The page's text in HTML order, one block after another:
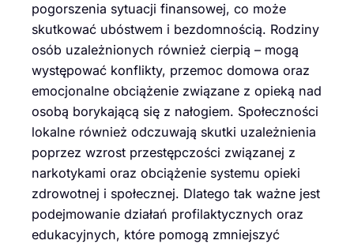
pogorszenia sytuacji finansowej, co może
skutkować ubóstwem i bezdomnością. Rodziny
osób uzależnionych również cierpią – mogą
występować konflikty, przemoc domowa oraz
emocjonalne obciążenie związane z opieką nad
osobą borykającą się z nałogiem. Społeczności
lokalne również odczuwają skutki uzależnienia
poprzez wzrost przestępczości związanej z
narkotykami oraz obciążenie systemu opieki
zdrowotnej i społecznej. Dlatego tak ważne jest
podejmowanie działań profilaktycznych oraz
edukacyjnych, które pomogą zmniejszyć